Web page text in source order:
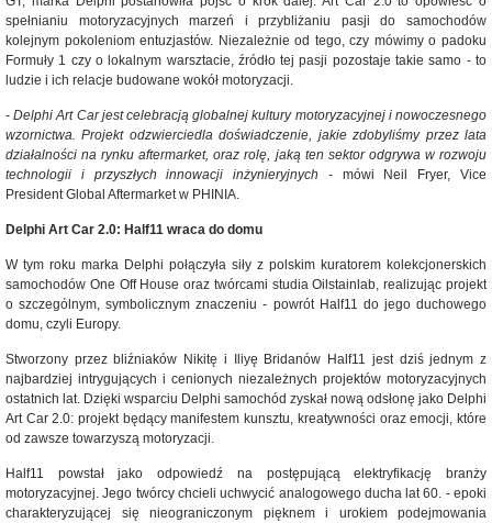
spełnianiu motoryzacyjnych marzeń i przybliżaniu pasji do samochodów
kolejnym pokoleniom entuzjastów. Niezależnie od tego, czy mówimy o padoku
Formuły 1 czy o lokalnym warsztacie, źródło tej pasji pozostaje takie samo - to
ludzie i ich relacje budowane wokół motoryzacji.
-Delphi Art Car jest celebracją globalnej kultury motoryzacyjnej i nowoczesnego
wzornictwa. Projekt odzwierciedla doświadczenie, jakie zdobyliśmy przez lata
działalności na rynku aftermarket, oraz rolę, jaką ten sektor odgrywa w rozwoju
technologii i przyszłych innowacji inżynieryjnych - mówi
Neil Fryer, Vice
President Global Aftermarket w PHINIA.
Delphi Art Car 2.0: Half11 wraca do domu
W tym roku marka Delphi połączyła siły z polskim kuratorem kolekcjonerskich
samochodów One Off House oraz twórcami studia Oilstainlab, realizując projekt
o szczególnym, symbolicznym znaczeniu - powrót Half11 do jego duchowego
domu, czyli Europy.
Stworzony przez bliźniaków Nikitę i Iliyę Bridanów Half11 jest dziś jednym z
najbardziej intrygujących i cenionych niezależnych projektów motoryzacyjnych
ostatnich lat. Dzięki wsparciu Delphi samochód zyskał nową odsłonę jako Delphi
Art Car 2.0: projekt będący manifestem kunsztu, kreatywności oraz emocji, które
od zawsze towarzyszą motoryzacji.
Half11 powstał jako odpowiedź na postępującą elektryfikację branży
motoryzacyjnej. Jego twórcy chcieli uchwycić analogowego ducha lat 60. - epoki
charakteryzującej się nieograniczonym pięknem i urokiem podejmowania